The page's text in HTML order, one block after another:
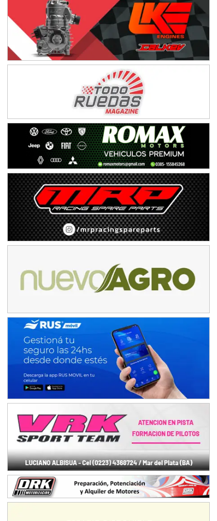
NORESTE SANTAFESINO - F6
Ciudad de Avellaneda (Asfalto)
Avellaneda (Santa Fe)
SUR SANTAFESINO - F4
José Samuel Sánchez (Tierra)